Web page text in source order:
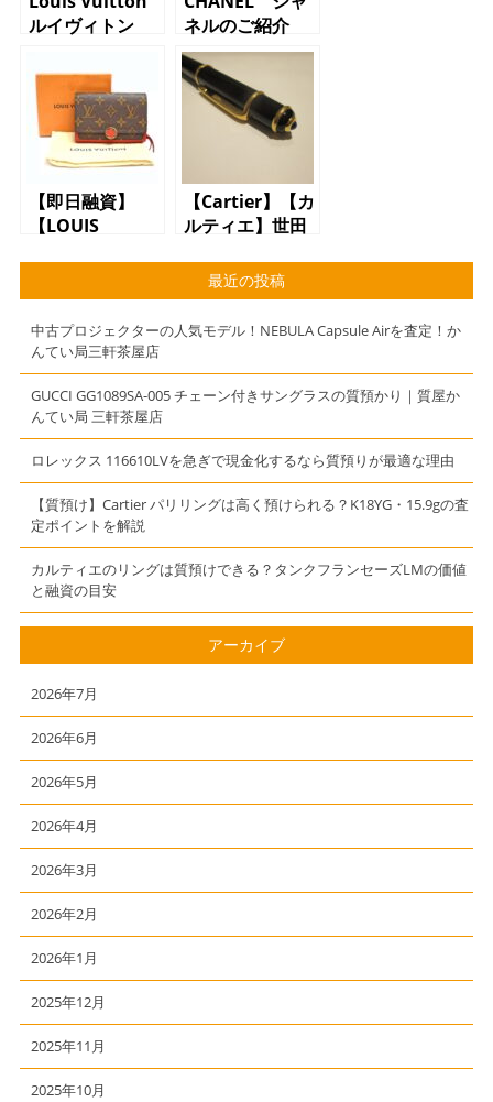
ルイヴィトン
ネルのご紹介
【即日融資】
【LOUIS
【質】【かんて
い局】【三軒茶
屋】
【Cartier】【カ
ルティエ】世田
来店のお客様か
ら買取させてい
ただきました！
最近の投稿
中古プロジェクターの人気モデル！NEBULA Capsule Airを査定！か
んてい局三軒茶屋店
GUCCI GG1089SA-005 チェーン付きサングラスの質預かり｜質屋か
んてい局 三軒茶屋店
ロレックス 116610LVを急ぎで現金化するなら質預りが最適な理由
【質預け】Cartier パリリングは高く預けられる？K18YG・15.9gの査
定ポイントを解説
カルティエのリングは質預けできる？タンクフランセーズLMの価値
と融資の目安
アーカイブ
2026年7月
2026年6月
2026年5月
2026年4月
2026年3月
2026年2月
2026年1月
2025年12月
2025年11月
2025年10月